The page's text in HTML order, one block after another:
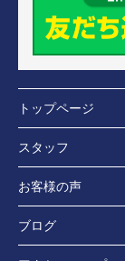
トップページ
スタッフ
お客様の声
ブログ